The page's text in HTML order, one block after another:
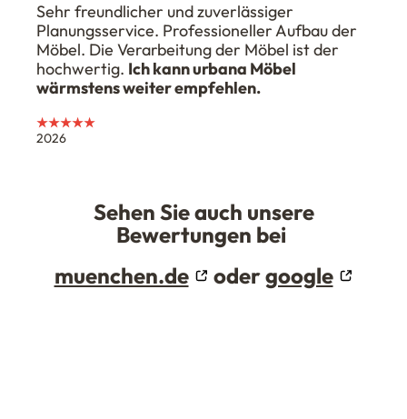
Sehr freundlicher und zuverlässiger
Planungsservice. Professioneller Aufbau der
Möbel. Die Verarbeitung der Möbel ist der
hochwertig. Ich kann urbana Möbel
wärmstens weiter empfehlen.
★★★★★
2026
Sehen Sie auch unsere
Bewertungen bei
muenchen.de
odergoogle